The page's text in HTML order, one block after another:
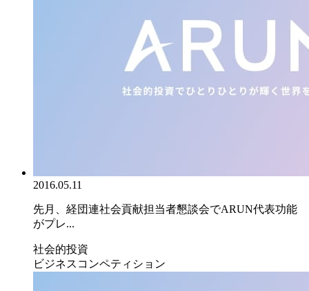
2016.05.11
先月、経団連社会貢献担当者懇談会でARUN代表功能
がプレ...
社会的投資
ビジネスコンペティション